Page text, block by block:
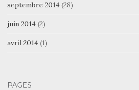
septembre 2014 (28)
juin 2014 (2)
avril 2014 (1)
PAGES